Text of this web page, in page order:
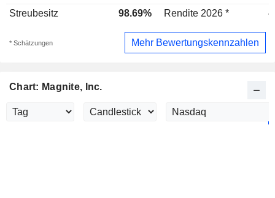
Streubesitz
98.69% Rendite 2026 * -
* Schätzungen Mehr Bewertungskennzahlen
Chart: Magnite, Inc.